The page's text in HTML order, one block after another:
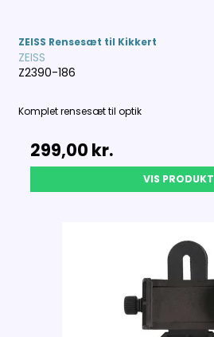
ZEISS Rensesæt til Kikkert
ZEISS
Z2390-186
Komplet rensesæt til optik
299,00 kr.
VIS PRODUKT